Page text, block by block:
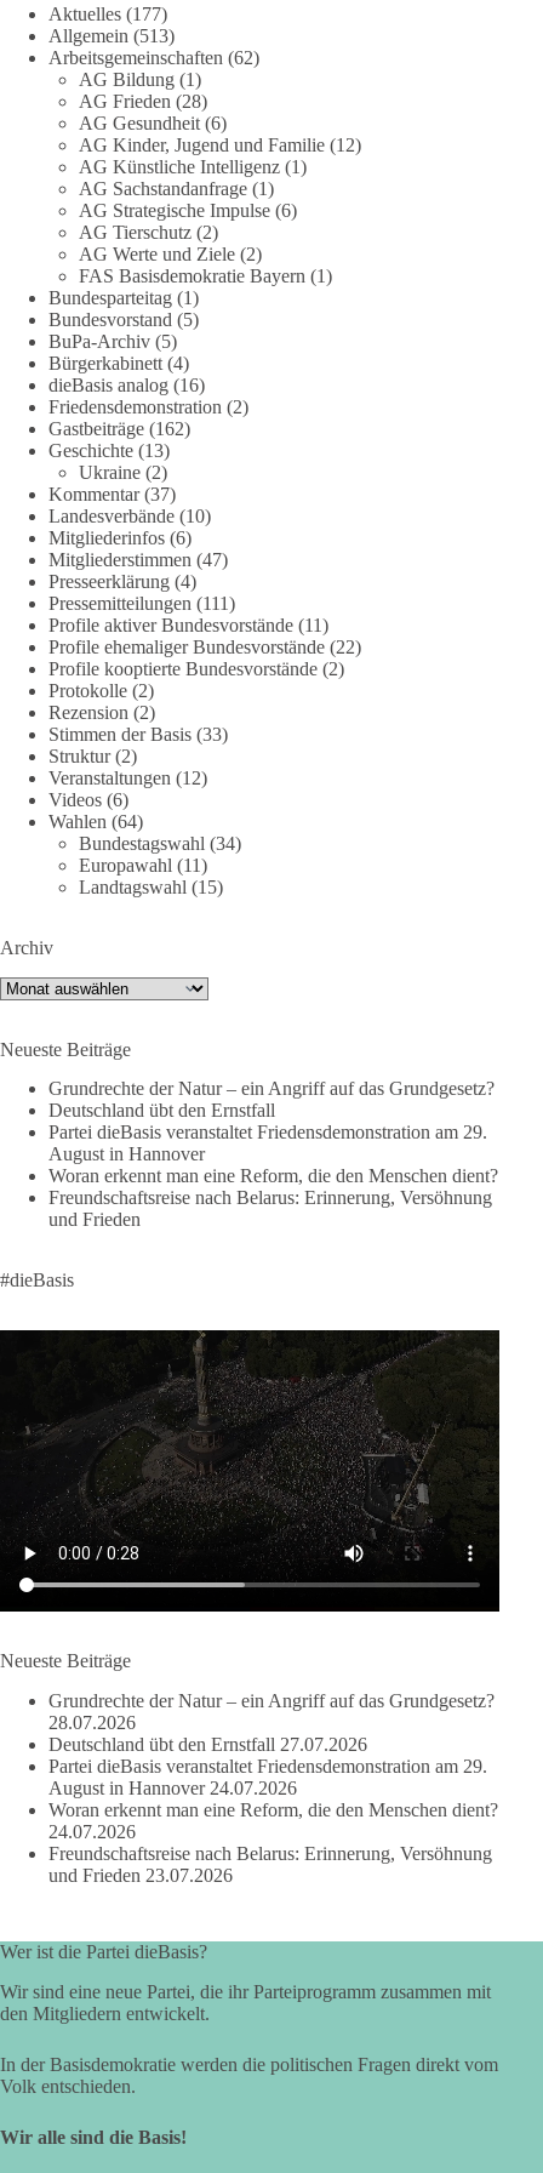
Eine demokratische Gesellschaft lebt nicht davon, unbequeme
Fragen zu vermeiden. Sie lebt davon, Fragen offen zu stellen
und transparent zu beantworten.
dieBasis fordert deshalb weiterhin eine unabhängige,
vollständige und transparente Aufarbeitung der Corona-Politik.
Ohne Denkverbote, ohne Vorverurteilungen und ohne Tabus.
Quellen: https://apnews.com/article/fauci-diaries-covid-origins-
rand-paul-6b25da9f75a0becbaf2886ab22643e67
https://www.tichyseinblick.de/kolumnen/aus-aller-welt/usa-
tagebuch-fauci-corona-impfung/
#dieBasis #Corona #Aufarbeitung
#Vertrauen
36 60
DieBasis
1 Tag zuvor
🕊 Wir wollen den Krieg mit Russland nicht!
Am 20. Juni 2026 fand in Berlin am Brandenburger Tor die
Demonstration mit dem Motto „Russland ist nicht unser
Feind“ statt.
Hier ein Auszug aus der Rede von der
Bundestagsabgeordneten Sevim Dağdelen (BSW).
„Wir müssen Nein sagen zu diesem stinkenden
Revanchismus!“
si=2b_C6GgNY9EB-rXw
❤️ Wir freuen uns über deine Unterstützung:
https://diebasis.de/spenden/
#dieBasis #frieden #russandistnichtunserFeind #friedenspartei
377 168
Wusstest du, dass ein guter Antrag nicht besser oder schlechter
wird, nur weil er von einer bestimmten Partei kommt?
Sachsen-Anhalt braucht Lösungen für Schule, Pflege,
Wirtschaft, Infrastruktur und die Kommunen. Diese Probleme
werden nicht kleiner, wenn im Landtag zuerst auf Parteifarbe
und erst danach auf den Inhalt geschaut wird.
🟩🟩🟦🟦🟥🟥🟧🟧
und den Menschen wirklich nützt.
wenn er Sachsen-Anhalt nicht weiterbringt.
💬 Was ist dir wichtiger: der Absender eines Antrags oder das
Ergebnis für Sachsen-Anhalt?
#dieBasis #sachsenanhalt
👉 Folgen:
24 6 2 Auf Facebook ansehen
2 Tage(n) zuvor
⚡ Vorsorge ist richtig. Aber Vorsorge ersetzt keine verlässliche
Aktuelles (177)
Allgemein (513)
Arbeitsgemeinschaften (62)
AG Bildung (1)
AG Frieden (28)
AG Gesundheit (6)
AG Kinder, Jugend und Familie (12)
AG Künstliche Intelligenz (1)
AG Sachstandanfrage (1)
AG Strategische Impulse (6)
AG Tierschutz (2)
AG Werte und Ziele (2)
FAS Basisdemokratie Bayern (1)
Bundesparteitag (1)
Bundesvorstand (5)
BuPa-Archiv (5)
Bürgerkabinett (4)
dieBasis analog (16)
Friedensdemonstration (2)
Gastbeiträge (162)
Geschichte (13)
Ukraine (2)
Kommentar(37)
Landesverbände (10)
Mitgliederinfos (6)
Mitgliederstimmen (47)
Presseerklärung (4)
Pressemitteilungen (111)
Profile aktiver Bundesvorstände (11)
Profile ehemaliger Bundesvorstände (22)
Profile kooptierte Bundesvorstände (2)
Protokolle (2)
Rezension (2)
Stimmen der Basis (33)
Struktur(2)
Veranstaltungen (12)
Videos (6)
Wahlen (64)
Bundestagswahl (34)
Europawahl (11)
Landtagswahl (15)
Archiv
Archiv
Neueste Beiträge
Grundrechte der Natur – ein Angriff auf das Grundgesetz?
Deutschland übt den Ernstfall
Partei dieBasis veranstaltet Friedensdemonstration am 29.
August in Hannover
Woran erkennt man eine Reform, die den Menschen dient?
Freundschaftsreise nach Belarus: Erinnerung, Versöhnung
und Frieden
#dieBasis
Neueste Beiträge
Grundrechte der Natur – ein Angriff auf das Grundgesetz?
28.07.2026
Deutschland übt den Ernstfall 27.07.2026
Partei dieBasis veranstaltet Friedensdemonstration am 29.
August in Hannover 24.07.2026
Woran erkennt man eine Reform, die den Menschen dient?
24.07.2026
Freundschaftsreise nach Belarus: Erinnerung, Versöhnung
und Frieden 23.07.2026
Wer ist die Partei dieBasis?
Wir sind eine neue Partei, die ihr Parteiprogramm zusammen mit
den Mitgliedern entwickelt.
In der Basisdemokratie werden die politischen Fragen direkt vom
Volk entschieden.
Wir alle sind die Basis!